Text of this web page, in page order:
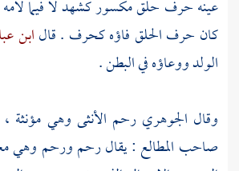
عينه حرف حلق مكسور كشهد لا فيما
كان حرف الحلق فاؤه كحرف . قالابن
الولد ووعاؤه في البطن .
وقال الجوهريرحم الأنثى وهي مؤنثة ،
صاحب المطالع : يقال رحم ورحم وهي